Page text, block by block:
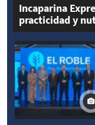
Incaparina
practicidad y